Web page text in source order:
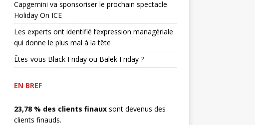
Capgemini va sponsoriser le prochain spectacle
Holiday On ICE
Les experts ont identifié l’expression managériale
qui donne le plus mal à la tête
Êtes-vous Black Friday ou Balek Friday ?
EN BREF
23,78 % des clients finaux sont devenus des
clients finauds.